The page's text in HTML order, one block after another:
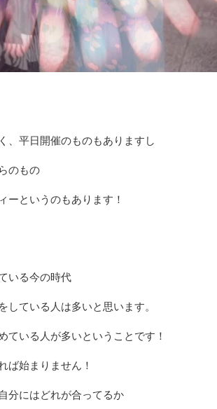
、平日開催のものもありますし
のもの
ーというのもあります！
いる今の時代
している人は多いと思います。
ている人が多いということです！
ば始まりません！
分にはどれが合ってるか